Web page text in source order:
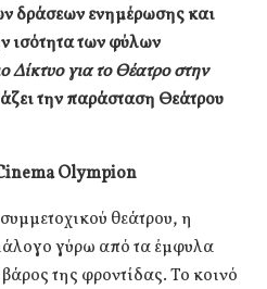
δράσεων ενημέρωσης και
ισότητα των φύλων
Δίκτυο για το Θέατρο στην
την παράσταση Θεάτρου
Olympion
θεάτρου, η
γύρω από τα έμφυλα
της φροντίδας. Το κοινό